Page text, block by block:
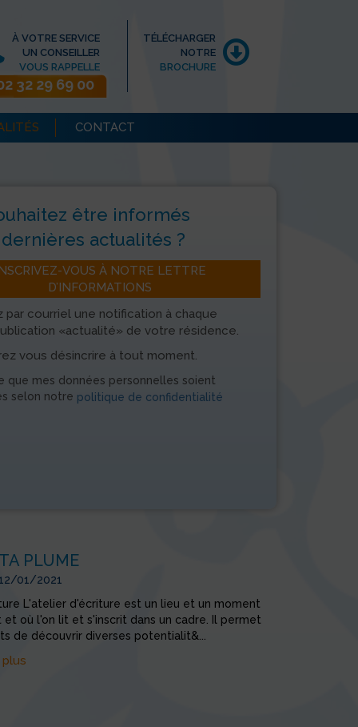
À VOTRE SERVICE
UN CONSEILLER
VOUS RAPPELLE
32 29 69 00
TÉLÉCHARGER
NOTRE
BROCHURE
CONTACT
être informés
actualités ?
VOUS À NOTRE LETTRE
D’INFORMATIONS
par courriel une notification à chaque
«actualité» de votre résidence.
vous désincrire à tout moment.
que mes données personnelles soient
selon notre politique de confidentialité
PLUME
01/2021
L'atelier d'écriture est un lieu et un moment
et où l'on lit et s'inscrit dans un cadre. Il permet
de découvrir diverses potentialit&...
plus